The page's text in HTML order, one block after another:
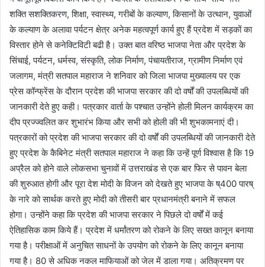
शक्ति सशक्तिकरण, शिक्षा, स्वास्थ्य, गरीबों के कल्याण, किसानों के उत्थान, युवाओं
के कल्याण के अलावा पर्यटन क्षेत्र अनेक महत्वपूर्ण कार्य हुए हैं प्रदेश में सड़कों का
विस्तार होने से कनेक्टिविटी बढी है। उक्त बात वरिष्ठ भाजपा नेता और प्रदेश के
सिंचाई, पर्यटन, धर्मस्व, संस्कृति, लोक निर्माण, पंचायतीराज, ग्रामीण निर्माण एवं
जलागम, मंत्री सतपाल महाराज ने शनिवार को जिला भाजपा मुख्यालय पर एक
प्रेस कॉन्फ्रेंस के दौरान प्रदेश की भाजपा सरकार की दो वर्षों की उपलब्धियों की
जानकारी देते हुए कही। पत्रकार वार्ता के पश्चात उन्होंने होली मिलन कार्यक्रम का
दीप प्रज्ज्वलित कर शुभारंभ किया और सभी को होली की भी शुभकामनाएं दी।
पत्रकारों को प्रदेश की भाजपा सरकार की दो वर्षों की उपलब्धियों की जानकारी देते
हुए प्रदेश के कैबिनेट मंत्री सतपाल महाराज ने कहा कि उन्हें पूर्ण विश्वास है कि 19
अप्रैल को होने वाले लोकसभा चुनावों में उत्तराखंड से एक बार फिर से पावन बेला
की शुरुआत होगी और पूरा देश मोदी के विजन को देखते हुए भाजपा के ष्400 पारष्
के नारे को सार्थक करते हुए मोदी को तीसरी बार प्रधानमंत्री बनाने में सफल
होगा। उन्होंने कहा कि प्रदेश की भाजपा सरकार ने पिछले दो वर्षों में कई
ऐतिहासिक काम किये हैं। प्रदेश में धर्मांतरण को रोकने के लिए सख्त कानून बनाया
गया है। परीक्षाओं में अनुचित साधनों के उपयोग को रोकने के लिए कानून बनाया
गया है। 80 से अधिक नकल माफियाओं को जेल में डाला गया। अतिक्रमण पर